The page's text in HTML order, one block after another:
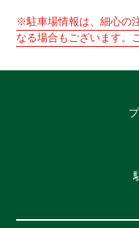
※駐車場情報は、細心の
なる場合もございます。